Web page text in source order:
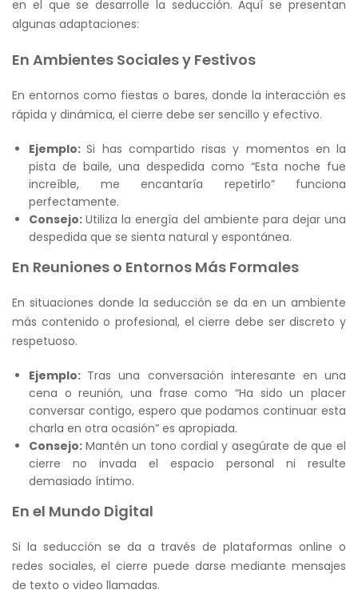
en el que se desarrolle la seducción. Aquí se presentan
algunas adaptaciones:
En Ambientes Sociales y Festivos
En entornos como fiestas o bares, donde la interacción es
rápida y dinámica, el cierre debe ser sencillo y efectivo.
Ejemplo:Si has compartido risas y momentos en la
pista de baile, una despedida como “Esta noche fue
increíble, me encantaría repetirlo” funciona
perfectamente.
Consejo:Utiliza la energía del ambiente para dejar una
despedida que se sienta natural y espontánea.
En Reuniones o Entornos Más Formales
En situaciones donde la seducción se da en un ambiente
más contenido o profesional, el cierre debe ser discreto y
respetuoso.
Ejemplo: Tras una conversación interesante en una
cena o reunión, una frase como “Ha sido un placer
conversar contigo, espero que podamos continuar esta
charla en otra ocasión” es apropiada.
Consejo: Mantén un tono cordial y asegúrate de que el
cierre no invada el espacio personal ni resulte
demasiado íntimo.
En el Mundo Digital
Si la seducción se da a través de plataformas online o
redes sociales, el cierre puede darse mediante mensajes
de texto o video llamadas.